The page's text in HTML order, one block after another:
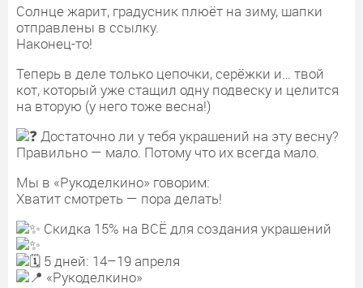
Солнце жарит, градусник плюёт на зиму, шапки
отправлены в ссылку.
Наконец-то!
Теперь в деле только цепочки, серёжки и… твой
кот, который уже стащил одну подвеску и целится
на вторую (у него тоже весна!)
Достаточно ли у тебя украшений на эту весну?
Правильно — мало. Потому что их всегда мало.
Мы в «Рукоделкино» говорим:
Хватит смотреть — пора делать!
Скидка 15% на ВСЁ для создания украшений
5 дней: 14–19 апреля
«Рукоделкино»